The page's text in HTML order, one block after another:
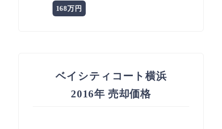
168万円
ベイシティコート横浜
2016年 売却価格